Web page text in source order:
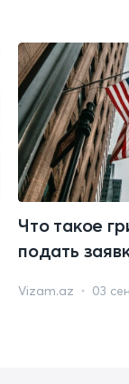
Что такое
подать
Vizam.az 03